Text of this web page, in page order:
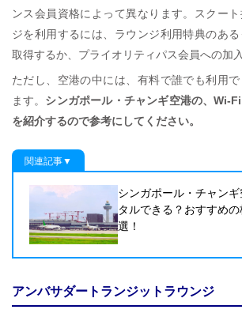
ンス会員資格によって異なります。スクー
ジを利用するには、ラウンジ利用特典のあ
取得するか、プライオリティパス会員への加
ただし、空港の中には、有料で誰でも利用
ます。 シンガポール・チャンギ空港の、Wi-
を紹介するので参考にしてください。
関連記事▼
シンガポール・チャン
タルできる？おすすめ
選！
アンバサダートランジットラウンジ